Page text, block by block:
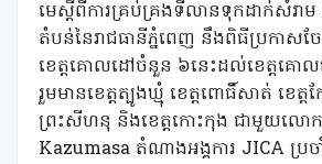
មេស្តីពីការគ្រប់គ្រងទីលានទុកដាក់សំរ
តំបន់នៃរាជធានីភ្នំពេញ នឹងពិធីប្រកាស
ខេត្តគោលដៅចំនួន ៦នេះដល់ខេត្តគ
រួមមានខេត្តត្បូងឃ្មុំ ខេត្តពោធិ៍សាត់ ខេត្ត
ព្រះសីហនុ និងខេត្តកោះកុង ជាមួយលោ
Kazumasa តំណាងអង្គការ JICA ប្រច